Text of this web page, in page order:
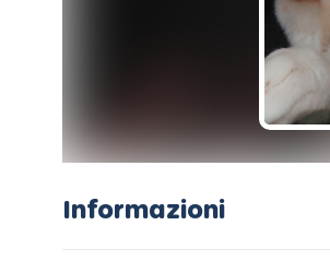
Informazioni